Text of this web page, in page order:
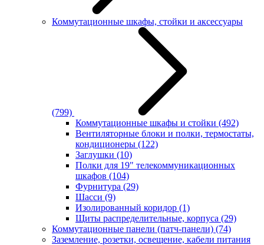
Коммутационные шкафы, стойки и аксессуары
(799)
Коммутационные шкафы и стойки (492)
Вентиляторные блоки и полки, термостаты,
кондиционеры (122)
Заглушки (10)
Полки для 19" телекоммуникационных
шкафов (104)
Фурнитура (29)
Шасси (9)
Изолированный коридор (1)
Щиты распределительные, корпуса (29)
Коммутационные панели (патч-панели) (74)
Заземление, розетки, освещение, кабели питания